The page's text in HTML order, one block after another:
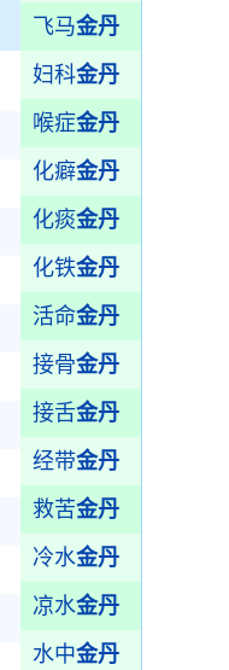
飞马金丹
妇科金丹
喉症金丹
化癖金丹
化痰金丹
化铁金丹
活命金丹
接骨金丹
接舌金丹
经带金丹
救苦金丹
冷水金丹
凉水金丹
水中金丹